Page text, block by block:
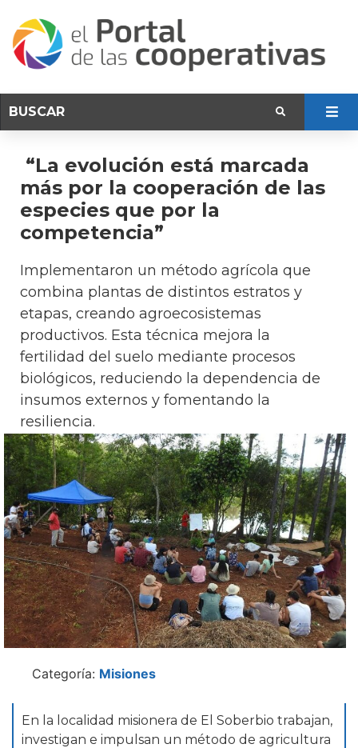
“La evolución está marcada
más por la cooperación de las
especies que por la
competencia”
Implementaron un método agrícola que
combina plantas de distintos estratos y
etapas, creando agroecosistemas
productivos. Esta técnica mejora la
fertilidad del suelo mediante procesos
biológicos, reduciendo la dependencia de
insumos externos y fomentando la
resiliencia.
Categoría: Misiones
En la localidad misionera de El Soberbio trabajan,
investigan e impulsan un método de agricultura